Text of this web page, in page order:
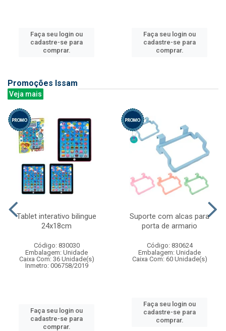
Faça seu login ou
cadastre-se para
comprar.
Faça seu login ou
cadastre-se para
comprar.
Promoções Issam
Veja mais
Tablet interativo bilingue
24x18cm
Código: 830030
Embalagem: Unidade
Caixa Com: 36 Unidade(s)
Inmetro: 006758/2019
Faça seu login ou
cadastre-se para
comprar.
Suporte com alcas para
porta de armario
Código: 830624
Embalagem: Unidade
Caixa Com: 60 Unidade(s)
Faça seu login ou
cadastre-se para
comprar.